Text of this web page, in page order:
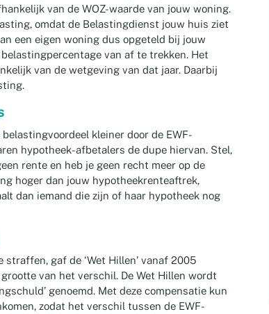
van de WOZ-waarde van jouw woning.
omdat de Belastingdienst jouw huis ziet
een eigen woning dus opgeteld bij jouw
van af te trekken. Het
van de wetgeving van dat jaar. Daarbij
kleiner door de EWF-
hypotheek-afbetalers de dupe hiervan. Stel,
rente en heb je geen recht meer op de
hoger dan jouw hypotheekrenteaftrek,
dan iemand die zijn of haar hypotheek nog
gaf de ‘Wet Hillen’ vanaf 2005
van het verschil. De Wet Hillen wordt
genoemd. Met deze compensatie kun
zodat het verschil tussen de EWF-